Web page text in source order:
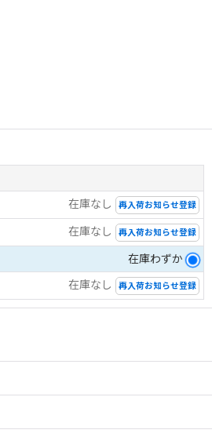
在庫なし
再入荷お知らせ登録
在庫なし 再入荷お知らせ登録
在庫わずか
在庫なし
再入荷お知らせ登録